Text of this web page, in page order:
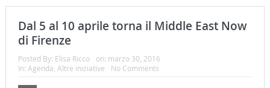
Dal 5 al 10 aprile torna il Middle East Now
di Firenze
Posted By: Elisa Ricco on: marzo 30, 2016
In: Agenda Altre iniziative No Comments